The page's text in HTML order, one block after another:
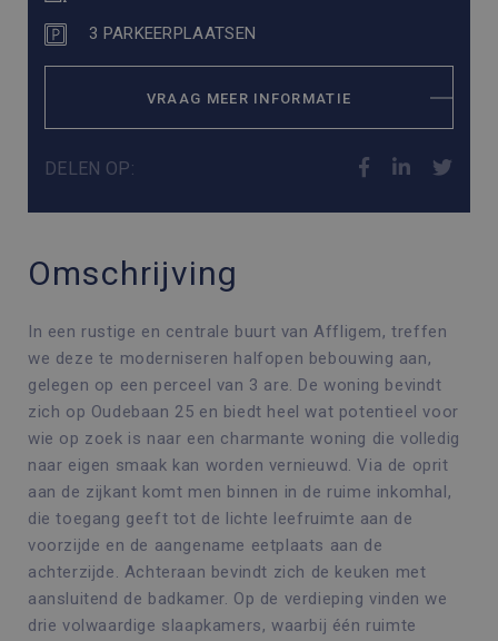
3 PARKEERPLAATSEN
VRAAG MEER INFORMATIE
DELEN OP:
Omschrijving
In een rustige en centrale buurt van Affligem, treffen
we deze te moderniseren halfopen bebouwing aan,
gelegen op een perceel van 3 are. De woning bevindt
zich op Oudebaan 25 en biedt heel wat potentieel voor
wie op zoek is naar een charmante woning die volledig
naar eigen smaak kan worden vernieuwd. Via de oprit
aan de zijkant komt men binnen in de ruime inkomhal,
die toegang geeft tot de lichte leefruimte aan de
voorzijde en de aangename eetplaats aan de
achterzijde. Achteraan bevindt zich de keuken met
aansluitend de badkamer. Op de verdieping vinden we
drie volwaardige slaapkamers, waarbij één ruimte